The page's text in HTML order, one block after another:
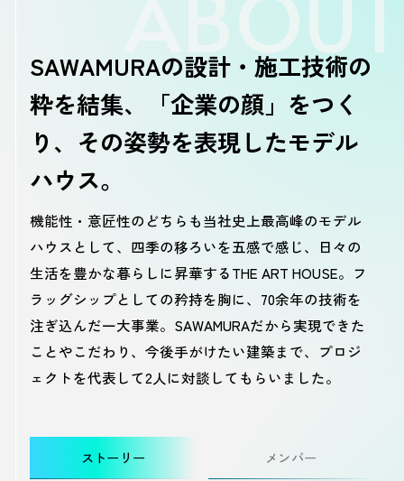
SAWAMURAの設計・施工技術の
粋を結集、
「企業の顔」をつく
り、その姿勢を表現したモデル
ハウス。
機能性・意匠性のどちらも当社史上最高峰のモデル
ハウスとして、四季の移ろいを五感で感じ、日々の
生活を豊かな暮らしに昇華するTHE ART HOUSE。フ
ラッグシップとしての矜持を胸に、70余年の技術を
注ぎ込んだ一大事業。SAWAMURAだから実現できた
ことやこだわり、今後手がけたい建築まで、プロジ
ェクトを代表して2人に対談してもらいました。
ストーリー メンバー